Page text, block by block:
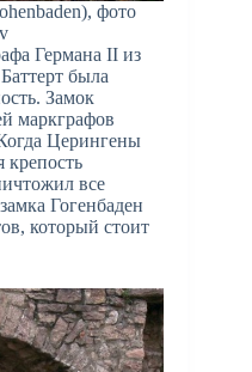
фото
Германа II из
была
Замок
маркграфов
Церингены
крепость
все
Гогенбаден
который стоит